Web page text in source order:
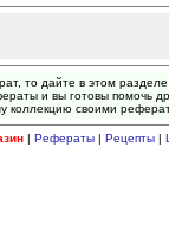
то дайте в этом
и вы готовы помочь
коллекцию своими
| Рефераты| Рецепты|